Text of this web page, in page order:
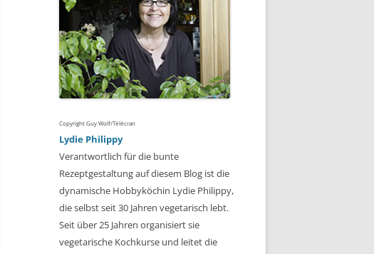
Copyright Guy Wolf/Télécran
Lydie Philippy
Verantwortlich für die bunte
Rezeptgestaltung auf diesem Blog ist die
dynamische Hobbyköchin Lydie Philippy,
die selbst seit 30 Jahren vegetarisch lebt.
Seit über 25 Jahren organisiert sie
vegetarische Kochkurse und leitet die